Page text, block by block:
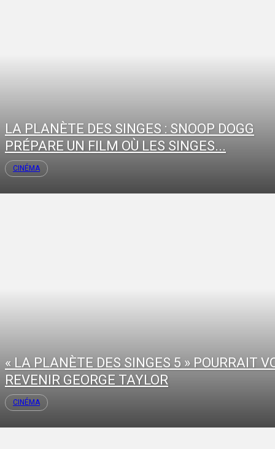
LA PLANÈTE DES SINGES : SNOOP DOGG
PRÉPARE UN FILM OÙ LES SINGES...
CINÉMA
« LA PLANÈTE DES SINGES 5 » POURRAIT
REVENIR GEORGE TAYLOR
CINÉMA